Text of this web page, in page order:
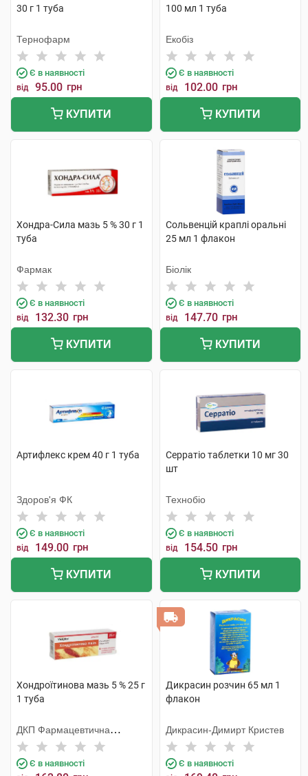
30 г 1 туба
Тернофарм
Є в наявності
від 95.00 грн
КУПИТИ
100 мл 1 туба
Екобіз
Є в наявності
від 102.00 грн
КУПИТИ
Хондра-Сила мазь 5 % 30 г 1
туба
Фармак
Є в наявності
від 132.30 грн
КУПИТИ
Сольвенцій краплі оральні
25 мл 1 флакон
Біолік
Є в наявності
від 147.70 грн
КУПИТИ
Артифлекс крем 40 г 1 туба
Здоров'я ФК
Є в наявності
від 149.00 грн
КУПИТИ
Серратіо таблетки 10 мг 30
шт
Технобіо
Є в наявності
від 154.50 грн
КУПИТИ
Хондроїтинова мазь 5 % 25 г
1 туба
ДКП Фармацевтична
фабрика
Є в наявності
Дикрасин розчин 65 мл 1
флакон
Дикрасин-Димирт Кристев
Є в наявності